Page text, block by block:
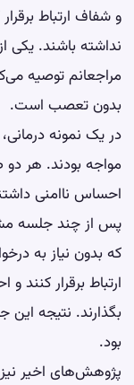
و شفاف ارتباط
نداشته باشند. یکی
مراجعانم توصیه
بدون تعصب است.
در یک نمونه
مواجه بودند. هر دو
احساس ناامنی
پس از چند جلسه
که بدون نیاز به
ارتباط برقرار
بگذارند. نتیجه
بود.
پژوهش‌های اخیر